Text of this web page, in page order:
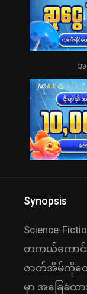
အ
Synopsis
Science-
တကယ်ကောင်း
ဇာတ်အိမ်ကိုတေ
မှာ အခြေခံထာ